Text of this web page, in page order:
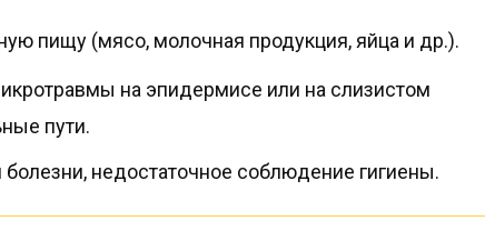
пищу (мясо, молочная продукция, яйца и др.).
на эпидермисе или на слизистом
пути.
недостаточное соблюдение гигиены.